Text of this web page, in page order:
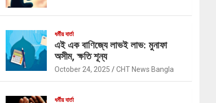
ধর্মীয় বার্তা
এই এক বাণিজ্যে লাভই লাভ: মুনাফা
অসীম, ক্ষতি শূন্য
October 24, 2025 CHT News Bangla
ধর্মীয় বার্তা